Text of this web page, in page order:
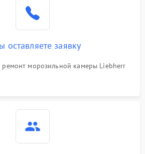
оставляете заявку
ремонт морозильной камеры Liebherr